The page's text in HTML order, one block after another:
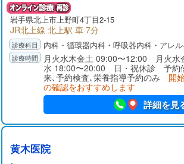
岩手県北上市上野町4丁目2-15
JR北上線 北上駅 車 7分
内科・循環器内科・呼吸器内科・アレ
月火水木金土 09:00〜12:00 月火
水 18:00〜20:00 日・祝休診 予約
来､予約検査､栄養指導予約のみ 開
の確認をおすすめします
詳細を見
黄木医院